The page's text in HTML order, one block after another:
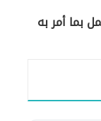
بما أمر به